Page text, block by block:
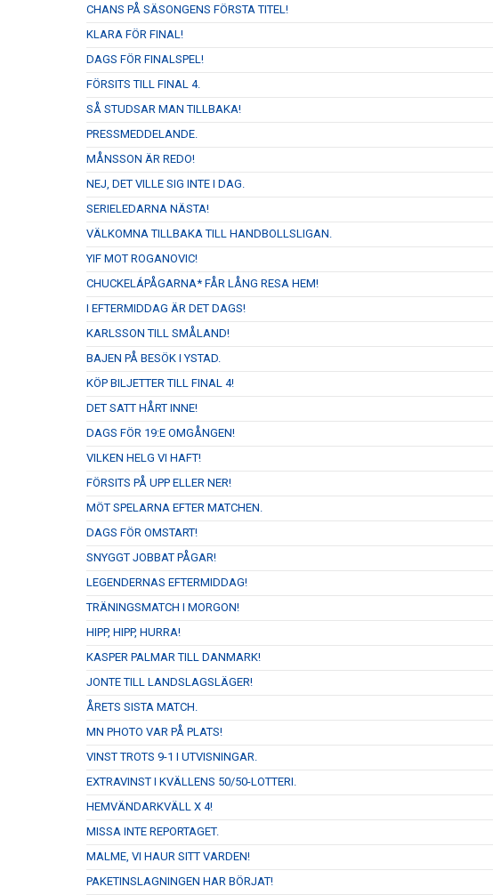
CHANS PÅ SÄSONGENS FÖRSTA TITEL!
KLARA FÖR FINAL!
DAGS FÖR FINALSPEL!
FÖRSITS TILL FINAL 4.
SÅ STUDSAR MAN TILLBAKA!
PRESSMEDDELANDE.
MÅNSSON ÄR REDO!
NEJ, DET VILLE SIG INTE I DAG.
SERIELEDARNA NÄSTA!
VÄLKOMNA TILLBAKA TILL HANDBOLLSLIGAN.
YIF MOT ROGANOVIC!
CHUCKELÁPÅGARNA* FÅR LÅNG RESA HEM!
I EFTERMIDDAG ÄR DET DAGS!
KARLSSON TILL SMÅLAND!
BAJEN PÅ BESÖK I YSTAD.
KÖP BILJETTER TILL FINAL 4!
DET SATT HÅRT INNE!
DAGS FÖR 19:E OMGÅNGEN!
VILKEN HELG VI HAFT!
FÖRSITS PÅ UPP ELLER NER!
MÖT SPELARNA EFTER MATCHEN.
DAGS FÖR OMSTART!
SNYGGT JOBBAT PÅGAR!
LEGENDERNAS EFTERMIDDAG!
TRÄNINGSMATCH I MORGON!
HIPP, HIPP, HURRA!
KASPER PALMAR TILL DANMARK!
JONTE TILL LANDSLAGSLÄGER!
ÅRETS SISTA MATCH.
MN PHOTO VAR PÅ PLATS!
VINST TROTS 9-1 I UTVISNINGAR.
EXTRAVINST I KVÄLLENS 50/50-LOTTERI.
HEMVÄNDARKVÄLL X 4!
MISSA INTE REPORTAGET.
MALME, VI HAUR SITT VARDEN!
PAKETINSLAGNINGEN HAR BÖRJAT!